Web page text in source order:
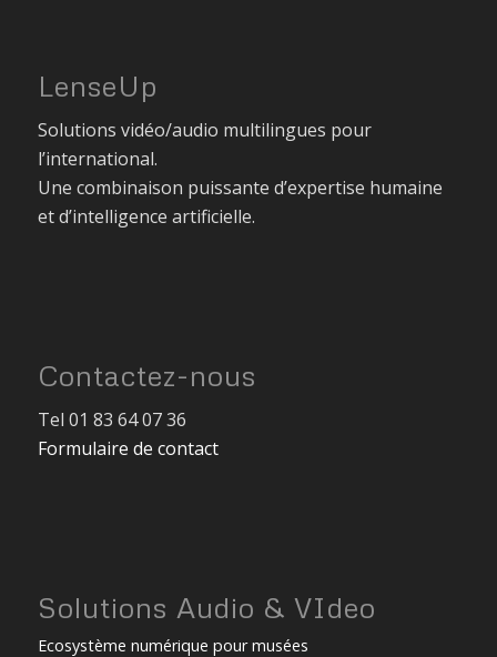
LenseUp
Solutions vidéo/audio multilingues pour
l’international.
Une combinaison puissante d’expertise humaine
et d’intelligence artificielle.
Contactez-nous
Tel 01 83 64 07 36
Formulaire de contact
Solutions Audio & VIdeo
Ecosystème numérique pour musées